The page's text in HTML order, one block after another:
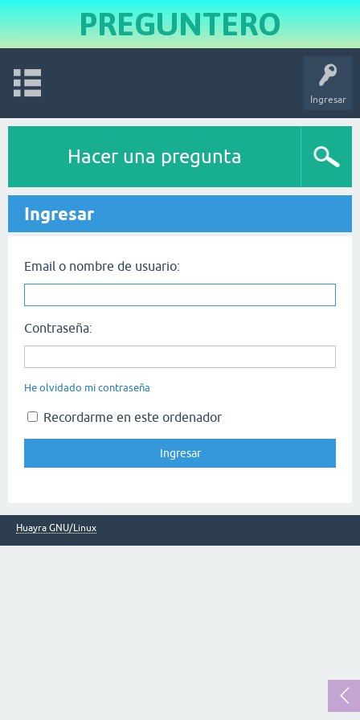
PREGUNTERO
Ingresar
Hacer una pregunta
Ingresar
Email o nombre de usuario:
Contraseña:
He olvidado mi contraseña
Recordarme en este ordenador
Huayra GNU/Linux